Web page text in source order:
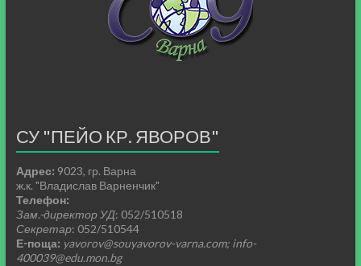
СУ "ПЕЙО КР. ЯВОРОВ"
Адрес: 9023, гр. Варна
ж.к. "Владислав Варненчик"
Телефон:
Зам.-директор УД: 052/510518
Секретар: 052/510544
Е-поща: yavorov@souyavorov-varna.com; info-
400039@edu.mon.bg